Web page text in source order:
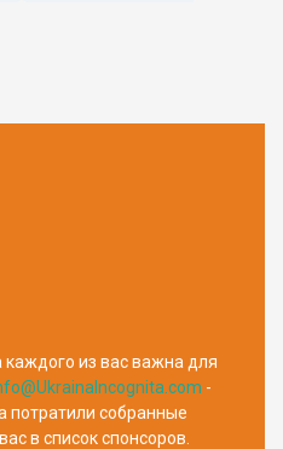
из вас важна для
-
потратили собранные
в список спонсоров.